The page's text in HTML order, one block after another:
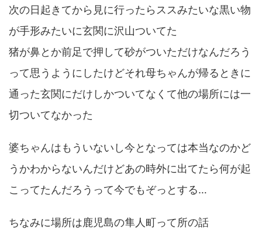
次の日起きてから見に行ったらススみたいな黒い物
が手形みたいに玄関に沢山ついてた
猪が鼻とか前足で押して砂がついただけなんだろう
って思うようにしたけどそれ母ちゃんが帰るときに
通った玄関にだけしかついてなくて他の場所には一
切ついてなかった
婆ちゃんはもういないし今となっては本当なのかど
うかわからないんだけどあの時外に出てたら何が起
こってたんだろうって今でもぞっとする…
ちなみに場所は鹿児島の隼人町って所の話